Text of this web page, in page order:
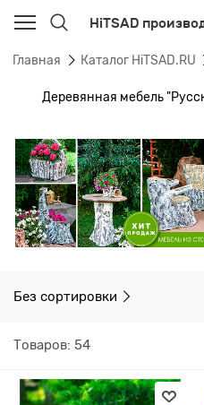
HiTSAD
Главная Каталог HiTSAD.RU
Деревянная мебель
Без сортировки
Товаров: 54